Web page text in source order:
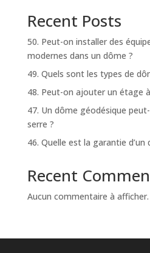
Recent Posts
50. Peut-on installer des
modernes dans un dôme ?
49. Quels sont les types de
48. Peut-on ajouter un étage
47. Un dôme géodésique
serre ?
46. Quelle est la garantie
Recent
Aucun commentaire à afficher.